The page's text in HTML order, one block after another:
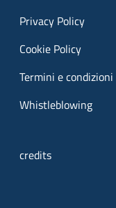
Privacy Policy
Cookie Policy
Termini e condizioni
Whistleblowing
credits